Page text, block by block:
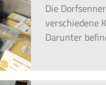
Die
verschiedene
Darunter